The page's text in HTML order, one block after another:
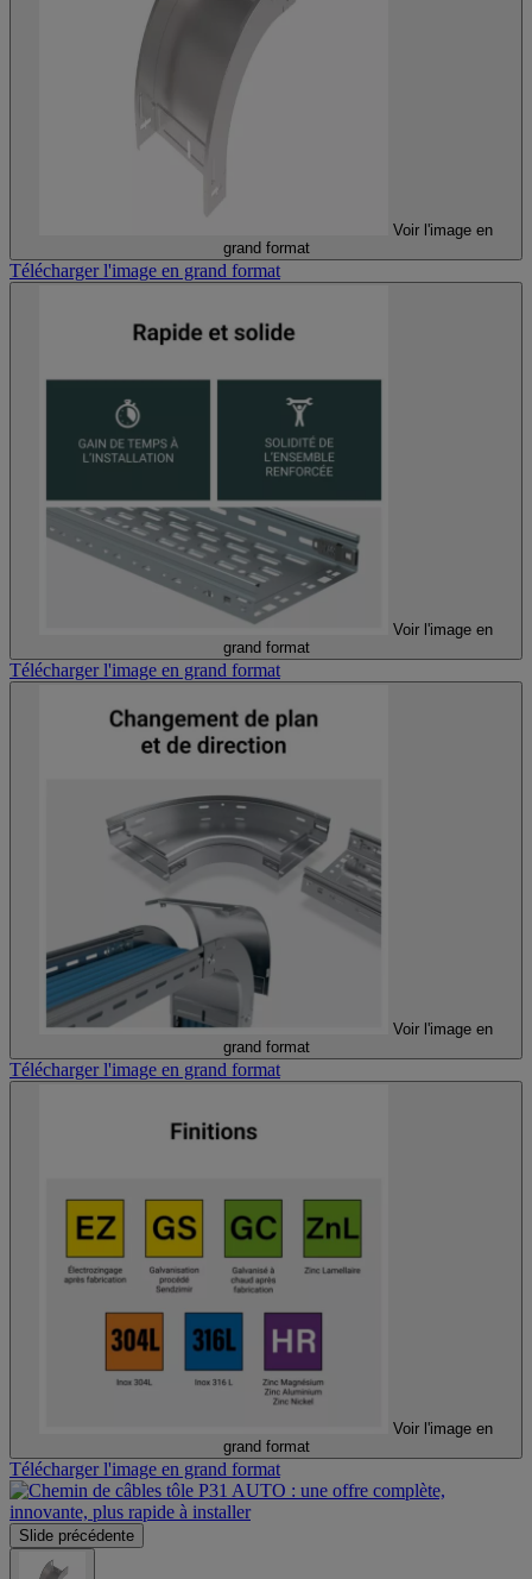
Voir l'image en
grand format
Télécharger l'image en grand format
Voir l'image en
grand format
Télécharger l'image en grand format
Voir l'image en
grand format
Télécharger l'image en grand format
Voir l'image en
grand format
Télécharger l'image en grand format
Slide précédente